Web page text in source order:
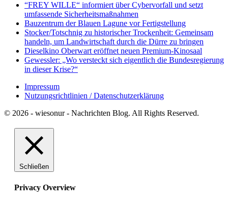
“FREY WILLE“ informiert über Cybervorfall und setzt
umfassende Sicherheitsmaßnahmen
Bauzentrum der Blauen Lagune vor Fertigstellung
Stocker/Totschnig zu historischer Trockenheit: Gemeinsam
handeln, um Landwirtschaft durch die Dürre zu bringen
Dieselkino Oberwart eröffnet neuen Premium-Kinosaal
Gewessler: „Wo versteckt sich eigentlich die Bundesregierung
in dieser Krise?“
Impressum
Nutzungsrichtlinien / Datenschutzerklärung
© 2026 - wiesonur - Nachrichten Blog. All Rights Reserved.
Schließen
Privacy Overview